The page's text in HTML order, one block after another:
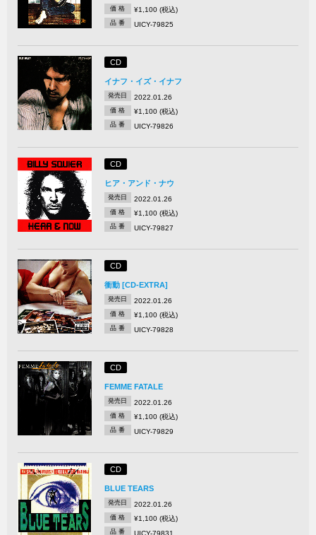
価 格 ¥1,100 (税込)
品 番 UICY-79825
CD
イナフ・イズ・イナフ
発売日 2022.01.26
価 格 ¥1,100 (税込)
品 番 UICY-79826
CD
ヒア・アンド・ナウ
発売日 2022.01.26
価 格 ¥1,100 (税込)
品 番 UICY-79827
CD
衝動 [CD-EXTRA]
発売日 2022.01.26
価 格 ¥1,100 (税込)
品 番 UICY-79828
CD
FEMME FATALE
発売日 2022.01.26
価 格 ¥1,100 (税込)
品 番 UICY-79829
CD
BLUE TEARS
発売日 2022.01.26
価 格 ¥1,100 (税込)
品 番 UICY-79831